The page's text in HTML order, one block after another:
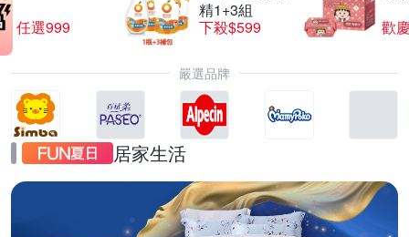
任選999
精1+3組
下殺$599
歡
嚴選品牌
居家生活